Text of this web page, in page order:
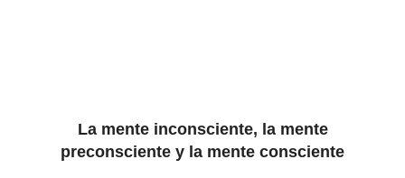
La mente inconsciente, la mente
preconsciente y la mente consciente